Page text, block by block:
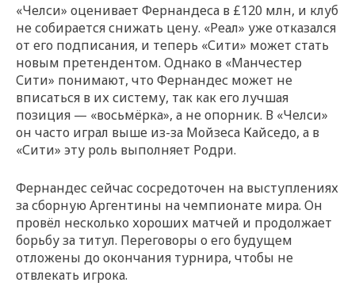
«Челси» оценивает Фернандеса в £120 млн, и клуб
не собирается снижать цену. «Реал» уже отказался
от его подписания, и теперь «Сити» может стать
новым претендентом. Однако в «Манчестер
Сити» понимают, что Фернандес может не
вписаться в их систему, так как его лучшая
позиция — «восьмёрка», а не опорник. В «Челси»
он часто играл выше из-за Мойзеса Кайседо, а в
«Сити» эту роль выполняет Родри.
Фернандес сейчас сосредоточен на выступлениях
за сборную Аргентины на чемпионате мира. Он
провёл несколько хороших матчей и продолжает
борьбу за титул. Переговоры о его будущем
отложены до окончания турнира, чтобы не
отвлекать игрока.